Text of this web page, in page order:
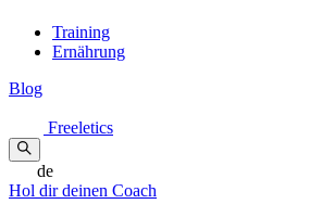
Training
Ernährung
Blog
Freeletics
de
Hol dir deinen Coach